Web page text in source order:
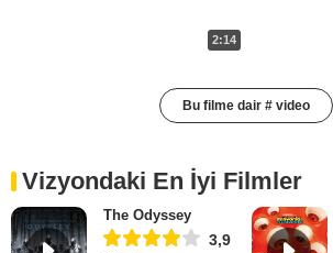
2:14
Bu filme dair # video
Vizyondaki En İyi Filmler
The Odyssey
3,9